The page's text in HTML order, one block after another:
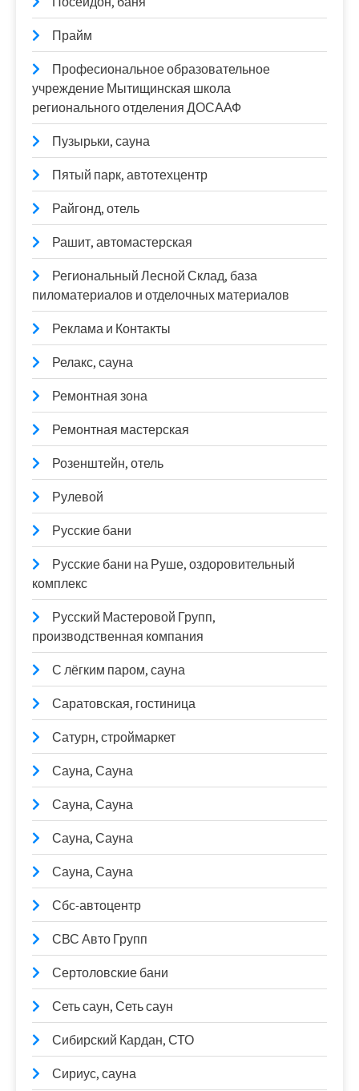
Прайм
Професиональное образовательное
учреждение Мытищинская школа
регионального отделения ДОСААФ
Пузырьки, сауна
Пятый парк, автотехцентр
Райгонд, отель
Рашит, автомастерская
Региональный Лесной Склад, база
пиломатериалов и отделочных материалов
Реклама и Контакты
Релакс, сауна
Ремонтная зона
Ремонтная мастерская
Розенштейн, отель
Рулевой
Русские бани
Русские бани на Руше, оздоровительный
комплекс
Русский Мастеровой Групп,
производственная компания
С лёгким паром, сауна
Саратовская, гостиница
Сатурн, строймаркет
Сауна, Сауна
Сауна, Сауна
Сауна, Сауна
Сауна, Сауна
Сбс-автоцентр
СВС Авто Групп
Сертоловские бани
Сеть саун, Сеть саун
Сибирский Кардан, СТО
Сириус, сауна